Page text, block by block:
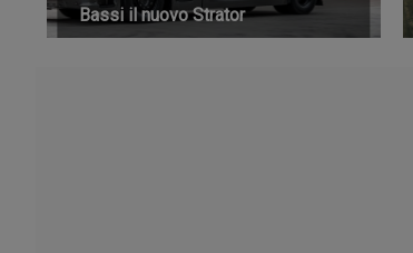
Bassi il nuovo Strator